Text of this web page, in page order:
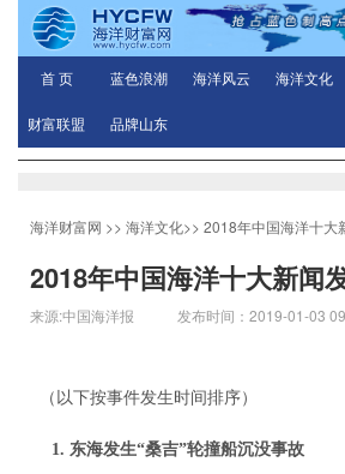
首 页 蓝色浪潮 海洋风云 海洋文化
财富联盟 品牌山东
海洋财富网 >> 海洋文化>> 2018年中国海洋十大
2018年中国海洋十大新闻
来源:中国海洋报 发布时间：2019-01-03
（以下按事件发生时间排序）
1. 东海发生“桑吉”轮撞船沉没事故